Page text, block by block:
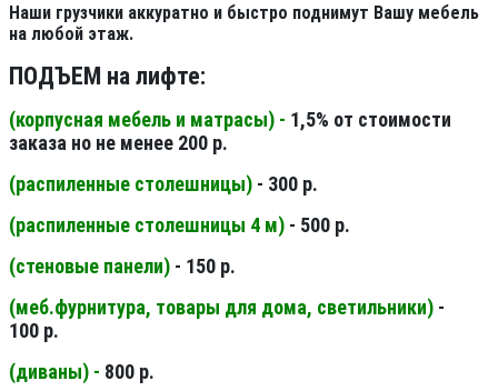
Наши грузчики аккуратно и быстро поднимут Вашу мебель
на любой этаж.
ПОДЪЕМ на лифте:
(корпусная мебель и матрасы) - 1,5% от стоимости
заказа но не менее 200 р.
(распиленные столешницы) - 300 р.
(распиленные столешницы 4 м) - 500 р.
(стеновые панели) - 150 р.
(меб.фурнитура, товары для дома, светильники) -
100 р.
(диваны) - 800 р.